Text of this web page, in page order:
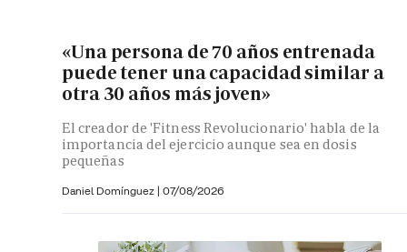
«Una persona de 70 años entrenada
puede tener una capacidad similar a
otra 30 años más joven»
El creador de 'Fitness Revolucionario' habla de la
importancia del ejercicio aunque sea en dosis
pequeñas
Daniel Domínguez | 07/08/2026